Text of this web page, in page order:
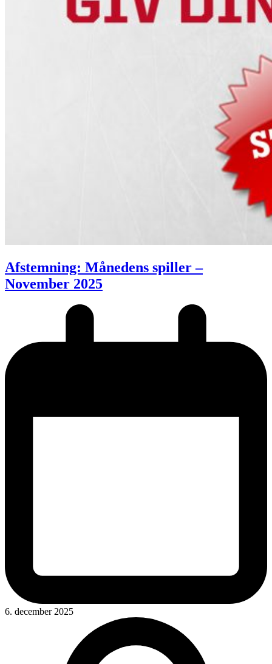
Afstemning: Månedens spiller –
November 2025
6. december 2025